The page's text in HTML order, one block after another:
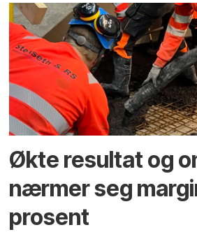
Økte resultat og
nærmer seg
prosent